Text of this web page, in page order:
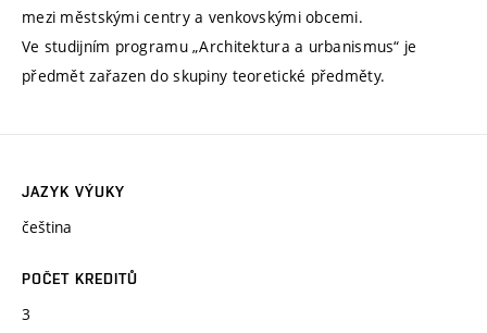
mezi městskými centry a venkovskými obcemi.
Ve studijním programu „Architektura a urbanismus“ je
předmět zařazen do skupiny teoretické předměty.
JAZYK VÝUKY
čeština
POČET KREDITŮ
3